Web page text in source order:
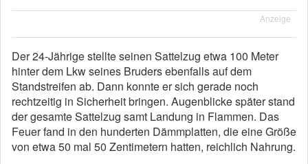
Anzeige
Der 24-Jährige stellte seinen Sattelzug etwa 100 Meter
hinter dem Lkw seines Bruders ebenfalls auf dem
Standstreifen ab. Dann konnte er sich gerade noch
rechtzeitig in Sicherheit bringen. Augenblicke später stand
der gesamte Sattelzug samt Landung in Flammen. Das
Feuer fand in den hunderten Dämmplatten, die eine Größe
von etwa 50 mal 50 Zentimetern hatten, reichlich Nahrung.